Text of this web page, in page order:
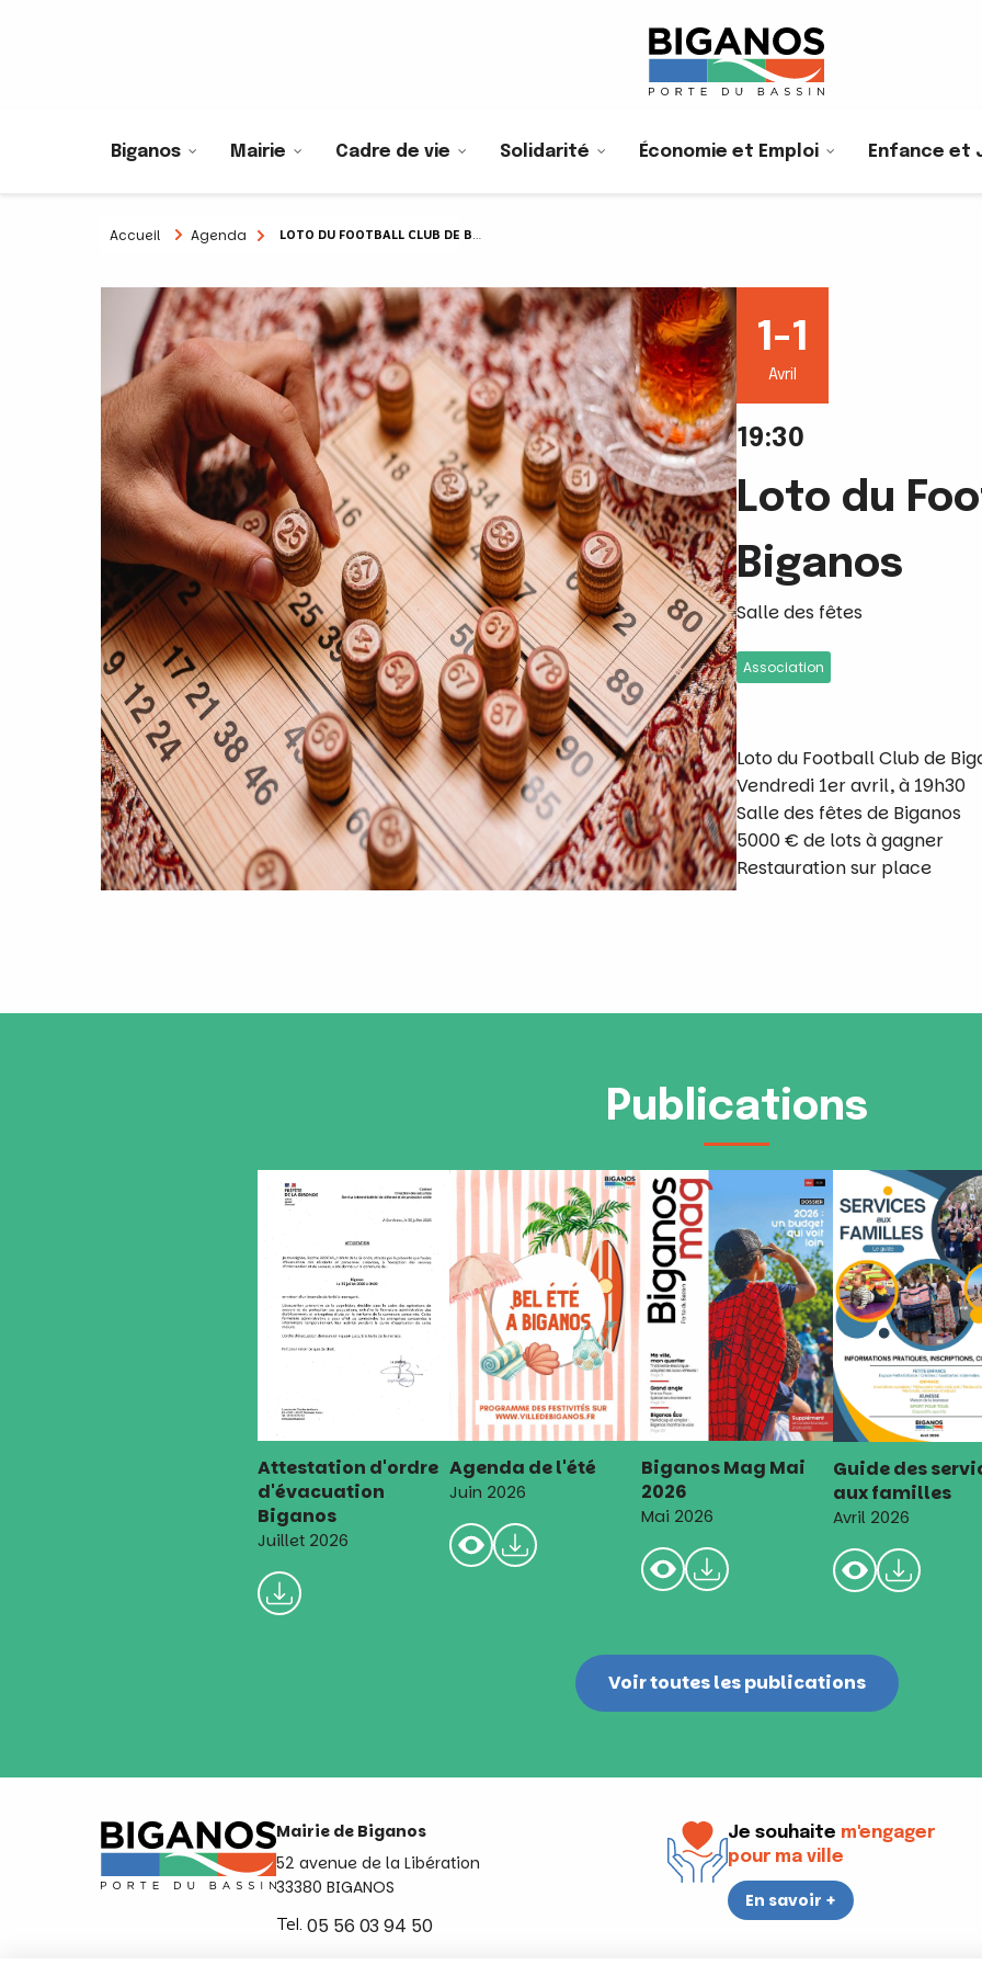
Biganos Mairie Cadre de vie Solidarité Économie et Emploi Enfance et
Accueil Agenda LOTO DU FOOTBALL CLUB DE BIGANOS
1-1
Avril
19:30
Loto du
Biganos
Salle des fêtes
Association
Loto du Football Club de
Vendredi 1er avril, à 19h30
Salle des fêtes de Biganos
5000 € de lots à gagner
Restauration sur place
Publications
Attestation d'ordre
d'évacuation
Biganos
Juillet 2026
Agenda de l'été
Juin 2026
Biganos Mag Mai
2026
Mai 2026
Guide des
aux familles
Avril 2026
Voir toutes les publications
Mairie de Biganos
52 avenue de la Libération
33380 BIGANOS
Tel. 05 56 03 94 50
Je souhaite m'engager
pour ma ville
En savoir +